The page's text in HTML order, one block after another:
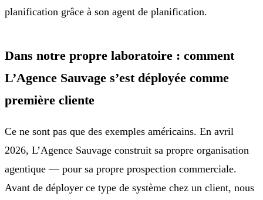
planification grâce à son agent de planification.
Dans notre propre laboratoire : comment
L’Agence Sauvage s’est déployée comme
première cliente
Ce ne sont pas que des exemples américains. En avril
2026, L’Agence Sauvage construit sa propre organisation
agentique — pour sa propre prospection commerciale.
Avant de déployer ce type de système chez un client, nous